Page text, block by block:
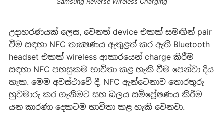
Samsung Reverse Wireless Charging
උදාහරණයක් ලෙස, වෙනත් device එකක් සමඟින් pair
වීම සඳහා NFC තාක්‍ෂණය ඇතුළත් කර ඇති Bluetooth
headset එකක් wireless ආකාරයෙන් charge කිරීම
සඳහා NFC පහසුකම භාවිතා කළ හැකි වීම පෙන්වා දිය
හැක. මෙම අවස්ථාවේ දී, NFC ඇන්ටෙනාව තොරතුරු
හුවමාරු කර ගැනීමට සහ බලය සම්ප්‍රේෂණය කිරීම
යන කාරණා දෙකටම භාවිතා කළ හැකි වෙනවා.